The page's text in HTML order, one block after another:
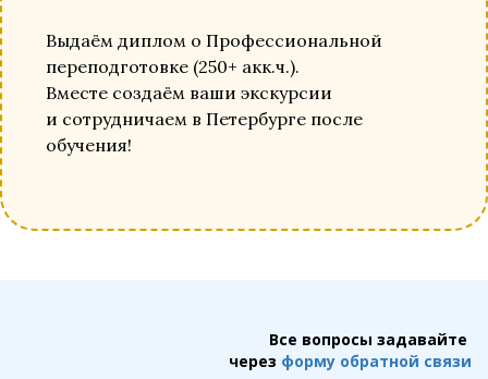
Выдаём диплом о Профессиональной
переподготовке (250+ акк.ч.).
Вместе создаём ваши экскурсии
и сотрудничаем в Петербурге после
обучения!
Все вопросы задавайте
через форму обратной связи